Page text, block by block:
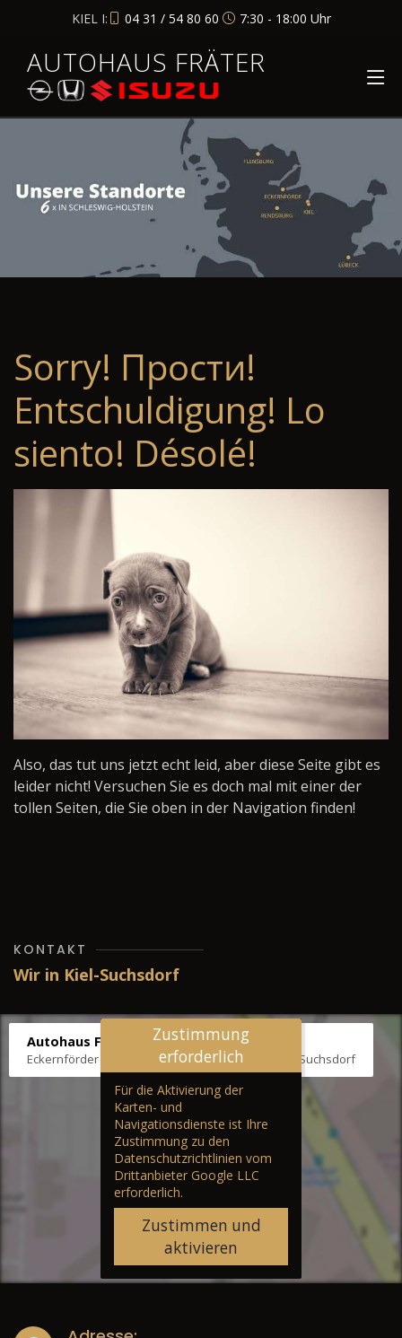
KIEL I: 04 31 / 54 80 60 7:30 - 18:00 Uhr
AUTOHAUS FRÄTER
Sorry! Прости!
Entschuldigung! Lo
siento! Désolé!
Also, das tut uns jetzt echt leid, aber diese Seite gibt es
leider nicht! Versuchen Sie es doch mal mit einer der
tollen Seiten, die Sie oben in der Navigation finden!
KONTAKT
Wir in Kiel-Suchsdorf
Autohaus Fräter
Eckernförder Str. /Klausbrooker Weg 1, 24107 Kiel-Suchsdorf
Zustimmung
erforderlich
Für die Aktivierung der
Karten- und
Navigationsdienste ist Ihre
Zustimmung zu den
Datenschutzrichtlinien vom
Drittanbieter Google LLC
erforderlich.
Zustimmen und
aktivieren